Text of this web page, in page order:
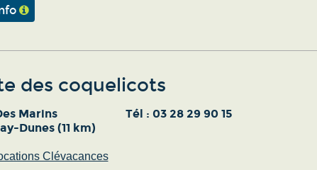
des coquelicots
Marins
Dunes (11 km)
Tél : 03 28 29 90 15
Clévacances